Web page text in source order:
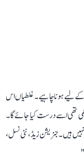
کے لیے ہونا چاہیے۔ غلطیاں اس
کمی تھی اسے درست کیا جائے گا۔
ہیں۔ جنریشن زیڈ ، نئی نسل،